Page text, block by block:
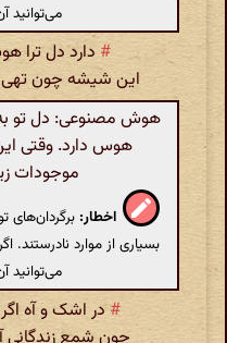
می‌توانید
# دارد دل
این شیشه چون تهی
هوش مصنوعی: دل تو
هوس دارد. وقتی
موجودات
اخطار:
بسیاری از موارد
می‌توانید
#در اشک و آه